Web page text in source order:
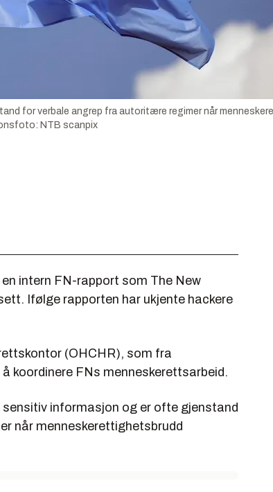
for verbale angrep fra autoritære regimer når
NTB scanpix
intern FN-rapport som The New
Ifølge rapporten har ukjente hackere
(OHCHR), som fra
koordinere FNs menneskerettsarbeid.
informasjon og er ofte gjenstand
når menneskerettighetsbrudd